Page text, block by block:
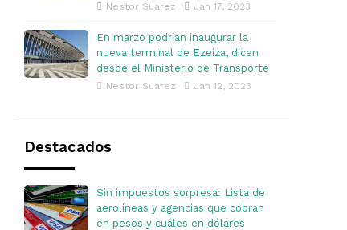
Nestor Suarez Jan 17, 2023
En marzo podrían inaugurar la
nueva terminal de Ezeiza, dicen
desde el Ministerio de Transporte
Nestor Suarez Jan 12, 2023
Destacados
Sin impuestos sorpresa: Lista de
aerolíneas y agencias que cobran
en pesos y cuáles en dólares